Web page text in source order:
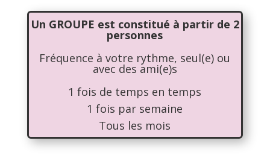
Un GROUPE est constitué à partir de 2
personnes
Fréquence à votre rythme, seul(e) ou
avec des ami(e)s
1 fois de temps en temps
1 fois par semaine
Tous les mois